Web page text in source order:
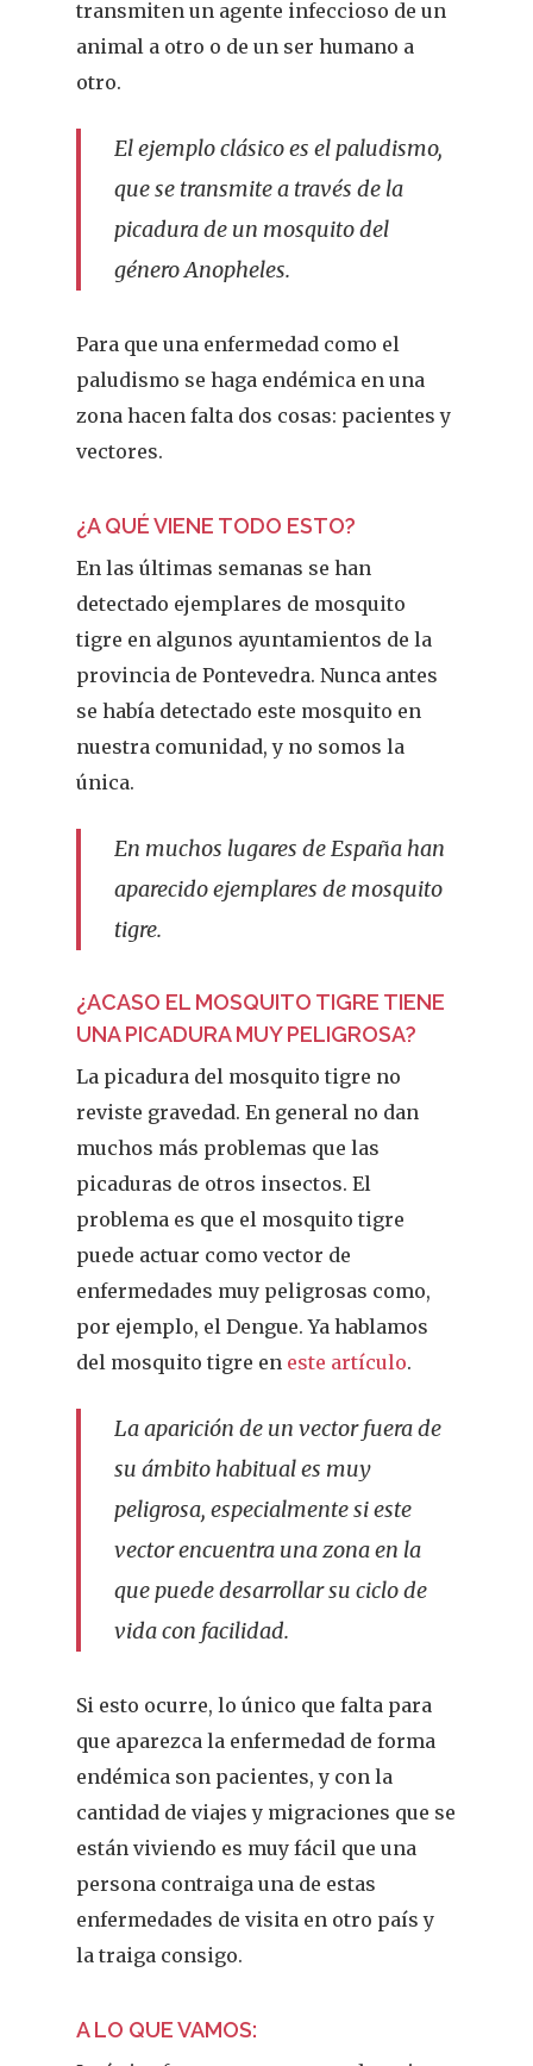
transmiten un agente infeccioso de un
animal a otro o de un ser humano a
otro.
El ejemplo clásico es el paludismo,
que se transmite a través de la
picadura de un mosquito del
género Anopheles.
Para que una enfermedad como el
paludismo se haga endémica en una
zona hacen falta dos cosas: pacientes y
vectores.
¿A QUÉ VIENE TODO ESTO?
En las últimas semanas se han
detectado ejemplares de mosquito
tigre en algunos ayuntamientos de la
provincia de Pontevedra. Nunca antes
se había detectado este mosquito en
nuestra comunidad, y no somos la
única.
En muchos lugares de España han
aparecido ejemplares de mosquito
tigre.
¿ACASO EL MOSQUITO TIGRE TIENE
UNA PICADURA MUY PELIGROSA?
La picadura del mosquito tigre no
reviste gravedad. En general no dan
muchos más problemas que las
picaduras de otros insectos. El
problema es que el mosquito tigre
puede actuar como vector de
enfermedades muy peligrosas como,
por ejemplo, el Dengue. Ya hablamos
del mosquito tigre en este artículo.
La aparición de un vector fuera de
su ámbito habitual es muy
peligrosa, especialmente si este
vector encuentra una zona en la
que puede desarrollar su ciclo de
vida con facilidad.
Si esto ocurre, lo único que falta para
que aparezca la enfermedad de forma
endémica son pacientes, y con la
cantidad de viajes y migraciones que se
están viviendo es muy fácil que una
persona contraiga una de estas
enfermedades de visita en otro país y
la traiga consigo.
A LO QUE VAMOS: